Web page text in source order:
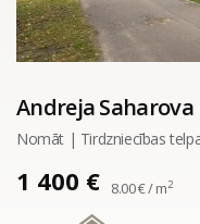
Andreja Saharova
Nomāt | Tirdzniecības
1 400 € 8.00 € / m2